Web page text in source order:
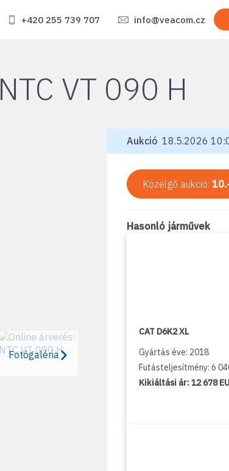
+420 255 739 707 info@veacom.cz
NTC VT 090 H
Fotógaléria
Aukció 18.5.2026
Közelgő aukció:
Hasonló járművek
CAT D6K2 XL
Gyártás éve: 2018
Futásteljesítmény: 6
Kikiáltási ár:12 678